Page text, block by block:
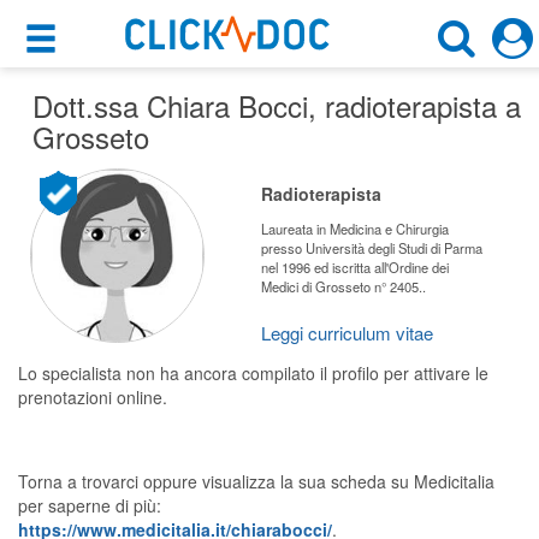
×
Motore di ricerca
×
Radioterapista
Grosseto (GR)
CERCA
Cosa possiamo offrirti
Per i pazienti
Prenota una visita
Ricerca specialisti
Consulti online
Prenotazioni online
Planner e rubrica in cloud
Dott.ssa Chiara Bocci, radioterapista a
Grosseto
Radioterapista
Laureata in Medicina e Chirurgia
presso Università degli Studi di Parma
nel 1996 ed iscritta all'Ordine dei
Medici di Grosseto n° 2405..
Leggi curriculum vitae
Lo specialista non ha ancora compilato il profilo per attivare le
prenotazioni online.
Torna a trovarci oppure visualizza la sua scheda su Medicitalia
per saperne di più:
https://www.medicitalia.it/chiarabocci/.